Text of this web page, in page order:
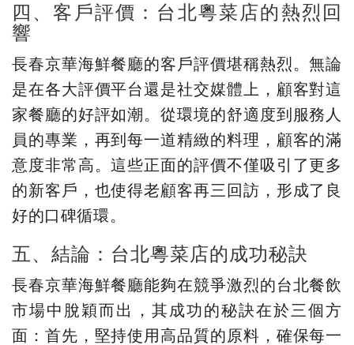
四、客戶評價：台北粵菜店的熱烈回
響
長春京華海鮮餐廳的客戶評價堪稱熱烈。無論
是在各大評價平台還是社交媒體上，顧客對這
家餐廳的好評如潮。從環境的舒適度到服務人
員的專業，再到每一道精緻的料理，顧客的滿
意度非常高。這些正面的評價不僅吸引了更多
的新客戶，也使得老顧客再三回訪，形成了良
好的口碑循環。
五、結論：台北粵菜店的成功秘訣
長春京華海鮮餐廳能夠在競爭激烈的台北餐飲
市場中脫穎而出，其成功的秘訣在於三個方
面：首先，堅持使用高品質的原料，確保每一